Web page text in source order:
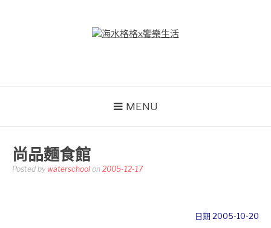
MENU
尚品麵食館
Posted by waterschool on 2005-12-17
日期 2005-10-20